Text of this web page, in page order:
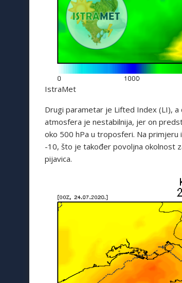
IstraMet
Drugi parametar je Lifted Index (LI),
atmosfera je nestabilnija, jer on
oko 500 hPa u troposferi. Na
-10, što je također povoljna okolnost
pijavica.